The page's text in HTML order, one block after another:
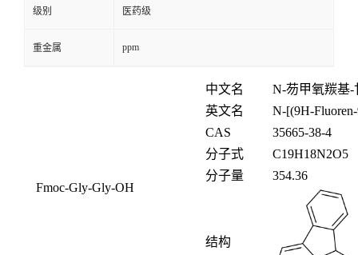
级别 医药级
重金属 ppm
Fmoc-Gly-Gly-OH
中文名 N-芴甲氧羰基-
英文名
N-[(9H-
CAS
35665-38-4
分子式
C19H18N2O5
分子量
354.36
结构